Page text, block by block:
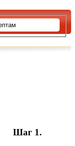
Шаг 1.